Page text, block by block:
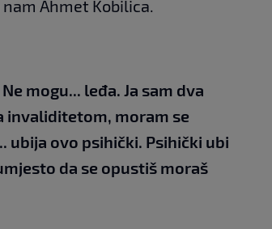
nam Ahmet Kobilica.
mogu... leđa. Ja sam dva
invaliditetom, moram se
ubija ovo psihički. Psihički ubi
da se opustiš moraš